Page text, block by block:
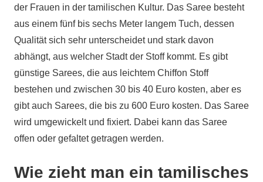
der Frauen in der tamilischen Kultur. Das Saree besteht
aus einem fünf bis sechs Meter langem Tuch, dessen
Qualität sich sehr unterscheidet und stark davon
abhängt, aus welcher Stadt der Stoff kommt. Es gibt
günstige Sarees, die aus leichtem Chiffon Stoff
bestehen und zwischen 30 bis 40 Euro kosten, aber es
gibt auch Sarees, die bis zu 600 Euro kosten. Das Saree
wird umgewickelt und fixiert. Dabei kann das Saree
offen oder gefaltet getragen werden.
Wie zieht man ein tamilisches